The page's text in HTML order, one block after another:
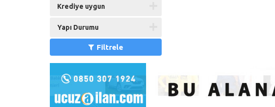
Krediye uygun
Yapı Durumu
Filtrele